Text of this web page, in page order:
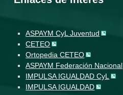
ASPAYM CyL Juventud
CETEO
Ortopedia CETEO
ASPAYM Federación Nacional
IMPULSA IGUALDAD CyL
IMPULSA IGUALDAD